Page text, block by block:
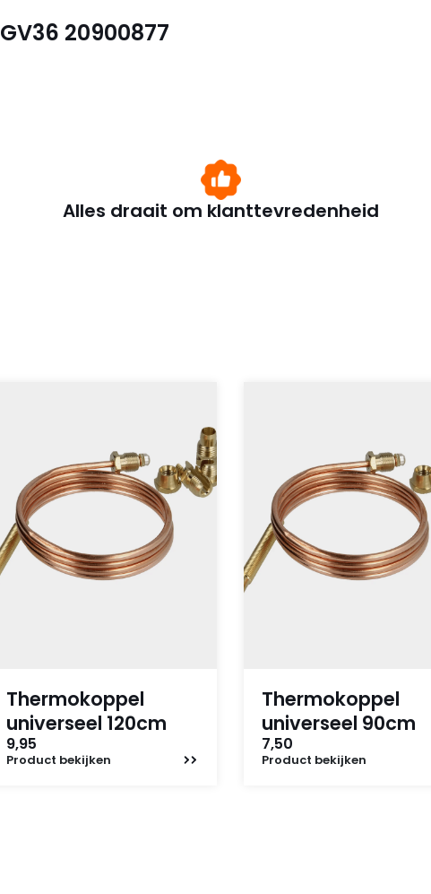
20900877
Alles draait om klanttevredenheid
Thermokoppel
universeel 120cm
9,95
Product bekijken
Thermokoppel
universeel 90cm
7,50
Product bekijken